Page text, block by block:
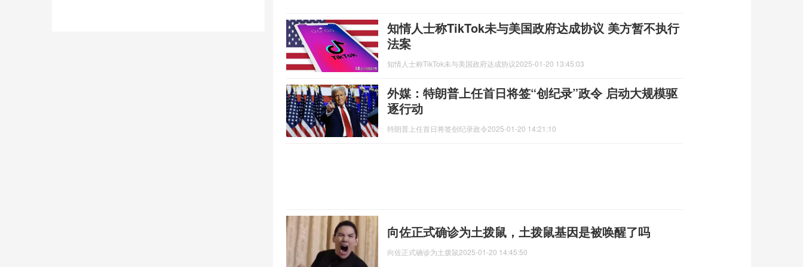
知情人士称TikTok未与美国政府达成协议 美方暂不执行
法案
知情人士称TikTok未与美国政府达成协议2025-01-20 13:45:03
外媒：特朗普上任首日将签“创纪录”政令 启动大规模驱
逐行动
特朗普上任首日将签创纪录政令2025-01-20 14:21:10
向佐正式确诊为土拨鼠，土拨鼠基因是被唤醒了吗
向佐正式确诊为土拨鼠2025-01-20 14:45:50